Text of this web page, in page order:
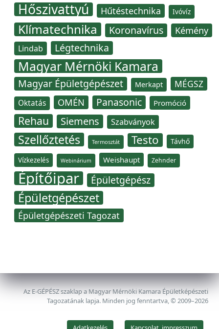
Hőszivattyú Hűtéstechnika Ivóvíz
Klímatechnika Koronavírus Kémény
Lindab Légtechnika
Magyar Mérnöki Kamara
Magyar Épületgépészet Merkapt MÉGSZ
Oktatás OMÉN Panasonic Promóció
Rehau Siemens Szabványok
Szellőztetés Termosztát Testo Távhő
Vízkezelés Webinárium Weishaupt Zehnder
Építőipar Épületgépész
Épületgépészet
Épületgépészeti Tagozat
Az E-GÉPÉSZ szaklap a Magyar Mérnöki Kamara Épületképészeti
Tagozatának lapja. Minden jog fenntartva, © 2009–2026